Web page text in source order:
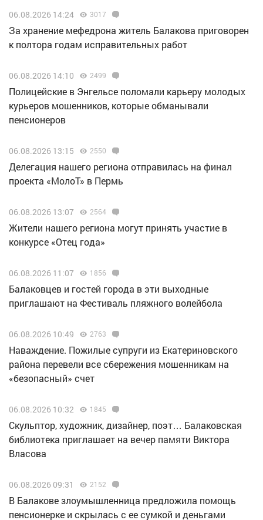
06.08.2026 14:24 3017
За хранение мефедрона житель Балакова приговорен
к полтора годам исправительных работ
06.08.2026 14:10 2499
Полицейские в Энгельсе поломали карьеру молодых
курьеров мошенников, которые обманывали
пенсионеров
06.08.2026 13:15 2550
Делегация нашего региона отправилась на финал
проекта «МолоТ» в Пермь
06.08.2026 13:07 2564
Жители нашего региона могут принять участие в
конкурсе «Отец года»
06.08.2026 11:07 1856
Балаковцев и гостей города в эти выходные
приглашают на Фестиваль пляжного волейбола
06.08.2026 10:49 2763
Наваждение. Пожилые супруги из Екатериновского
района перевели все сбережения мошенникам на
«безопасный» счет
06.08.2026 10:32 1845
Скульптор, художник, дизайнер, поэт… Балаковская
библиотека приглашает на вечер памяти Виктора
Власова
06.08.2026 09:31 2152
В Балакове злоумышленница предложила помощь
пенсионерке и скрылась с ее сумкой и деньгами